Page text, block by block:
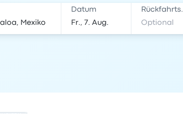
Datum